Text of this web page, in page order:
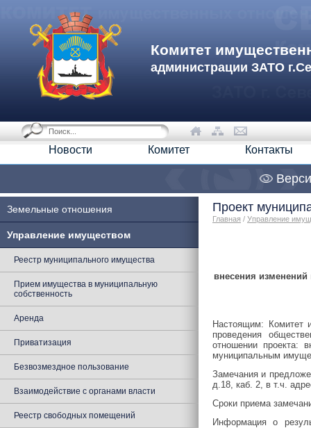
Комитет
администрации ЗАТО
Новости Комитет Контакты
Земельные отношения
Управление имуществом
Реестр муниципального имущества
Прием имущества в муниципальную
собственность
Аренда
Приватизация
Безвозмездное пользование
Взаимодействие с органами власти
Реестр свободных помещений
Проект
Главная / Управление
внесения
Настоящим: Комитет
проведения
отношении проекта:
муниципальным
Замечания и
д.18, каб. 2, в т.ч.
Сроки приема
Информация о